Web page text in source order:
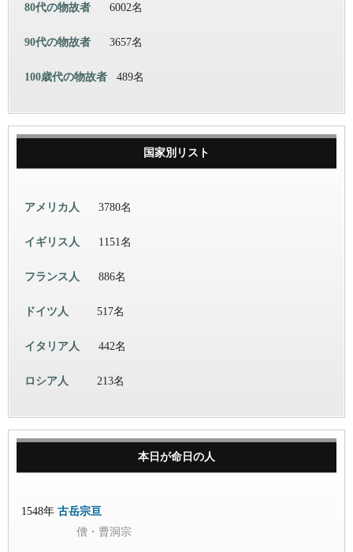
80代の物故者 6002名
90代の物故者 3657名
100歳代の物故者 489名
国家別リスト
アメリカ人 3780名
イギリス人 1151名
フランス人 886名
ドイツ人 517名
イタリア人 442名
ロシア人 213名
本日が命日の人
1548年 古岳宗亘
僧・曹洞宗